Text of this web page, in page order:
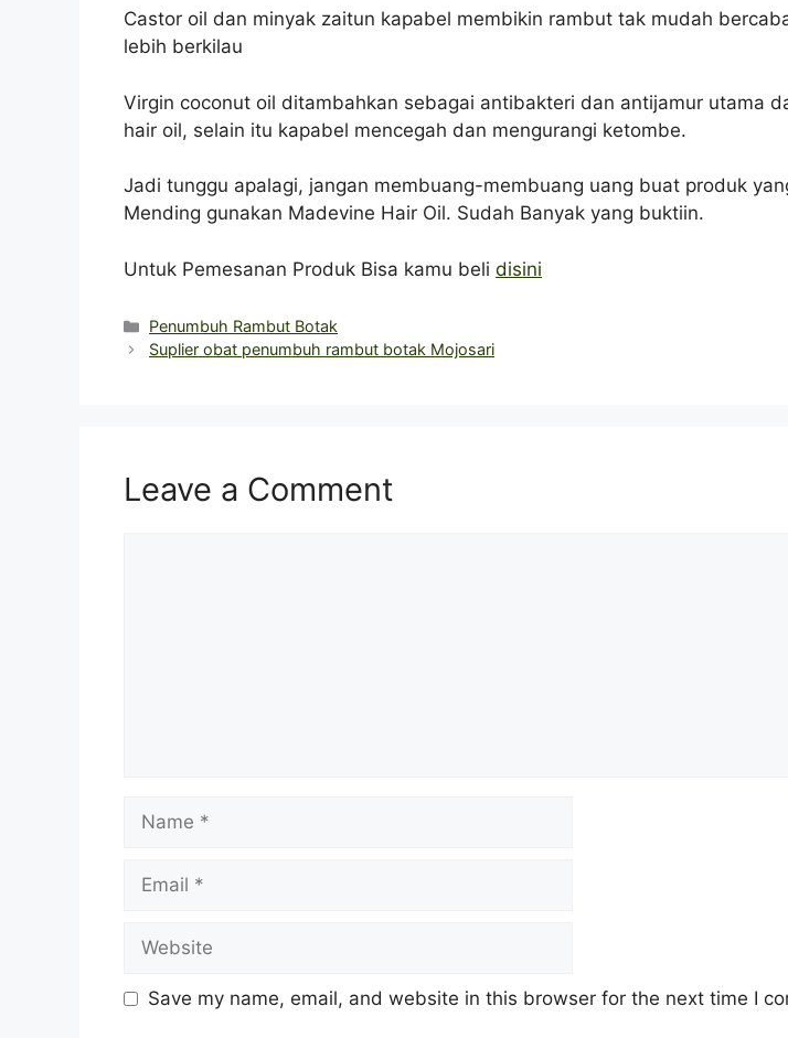
Castor oil dan minyak zaitun kapabel membikin rambut tak mudah
lebih berkilau
Virgin coconut oil ditambahkan sebagai antibakteri dan antijamur utama
hair oil, selain itu kapabel mencegah dan mengurangi ketombe.
Jadi tunggu apalagi, jangan membuang-membuang uang buat produk
Mending gunakan Madevine Hair Oil. Sudah Banyak yang buktiin.
Untuk Pemesanan Produk Bisa kamu beli disini
Categories
Penumbuh Rambut Botak
Suplier obat penumbuh rambut botak Mojosari
Leave a Comment
Name
Email
Website
Save my name, email, and website in this browser for the next time I